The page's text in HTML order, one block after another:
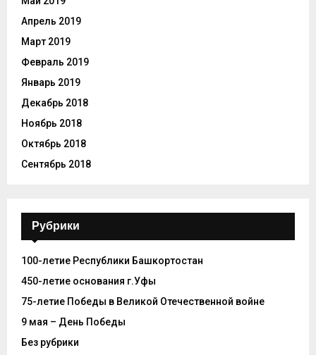
Апрель 2019
Март 2019
Февраль 2019
Январь 2019
Декабрь 2018
Ноябрь 2018
Октябрь 2018
Сентябрь 2018
Рубрики
100-летие Республики Башкортостан
450-летие основания г.Уфы
75-летие Победы в Великой Отечественной войне
9 мая – День Победы
Без рубрики